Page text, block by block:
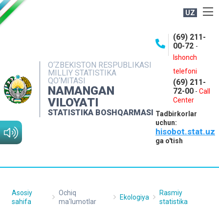
UZ
O‘ZBEKISTON RESPUBLIKASI
MILLIY STATISTIKA
QO‘MITASI
NAMANGAN
VILOYATI
STATISTIKA BOSHQARMASI
(69) 211-
00-72 -
Ishonch
telefoni
(69) 211-
72-00 - Call
Center
Tadbirkorlar
uchun:
hisobot.stat.uz
ga o'tish
NASHRLAR
INTERAKTIV XIZMATLAR
MATBUOT XIZMATI
MUROJAATLAR
Asosiy
sahifa
Ochiq
ma'lumotlar
Ekologiya
Rasmiy
statistika